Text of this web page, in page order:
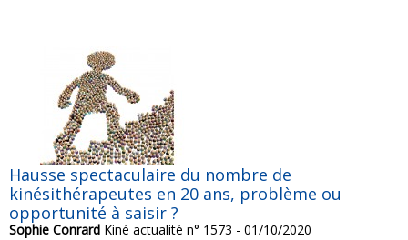
Hausse spectaculaire du nombre de
kinésithérapeutes en 20 ans, problème ou
opportunité à saisir ?
Sophie Conrard Kiné actualité n° 1573 - 01/10/2020